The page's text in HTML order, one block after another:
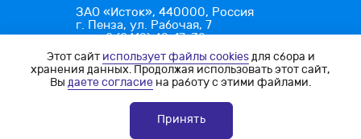
ЗАО «Исток», 440000, Россия
г. Пенза, ул. Рабочая, 7
тел.: 8 (8412) 49-17-32
факс: 8 (8412) 49-26-25
e-mail:office@istok-penza.ru
Политика конфиденциальности
Согласие на обработку ПД
Этот сайт использует файлы cookiesдля сбора и
хранения данных. Продолжая использовать этот сайт,
Вы даете согласие на работу с этими файлами.
Принять